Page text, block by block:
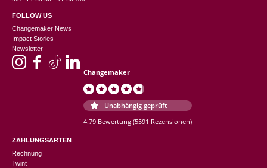
FOLLOW US
Changemaker News
Impact Stories
Newsletter
Changemaker
Unabhängig geprüft
4.79 Bewertung (5591 Rezensionen)
ZAHLUNGSARTEN
Rechnung
Twint